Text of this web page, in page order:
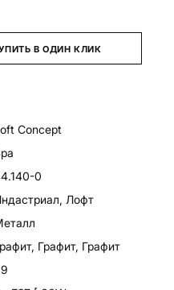
В ОДИН КЛИК
Loft Concept
Бра
44.140-0
Индастриал, Лофт
Металл
Графит, Графит, Графит
39